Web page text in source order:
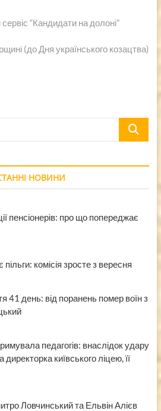
“Кандидати на долоні”
(до Дня українського козацтва)
Пошук
НОВИНИ
пенсіонерів: про що попереджає
комісія зросте з вересня
41 день: від поранень помер воїн з
педагогів: внаслідок удару
київського ліцею, її
Ловчинський та Ельвін Алієв